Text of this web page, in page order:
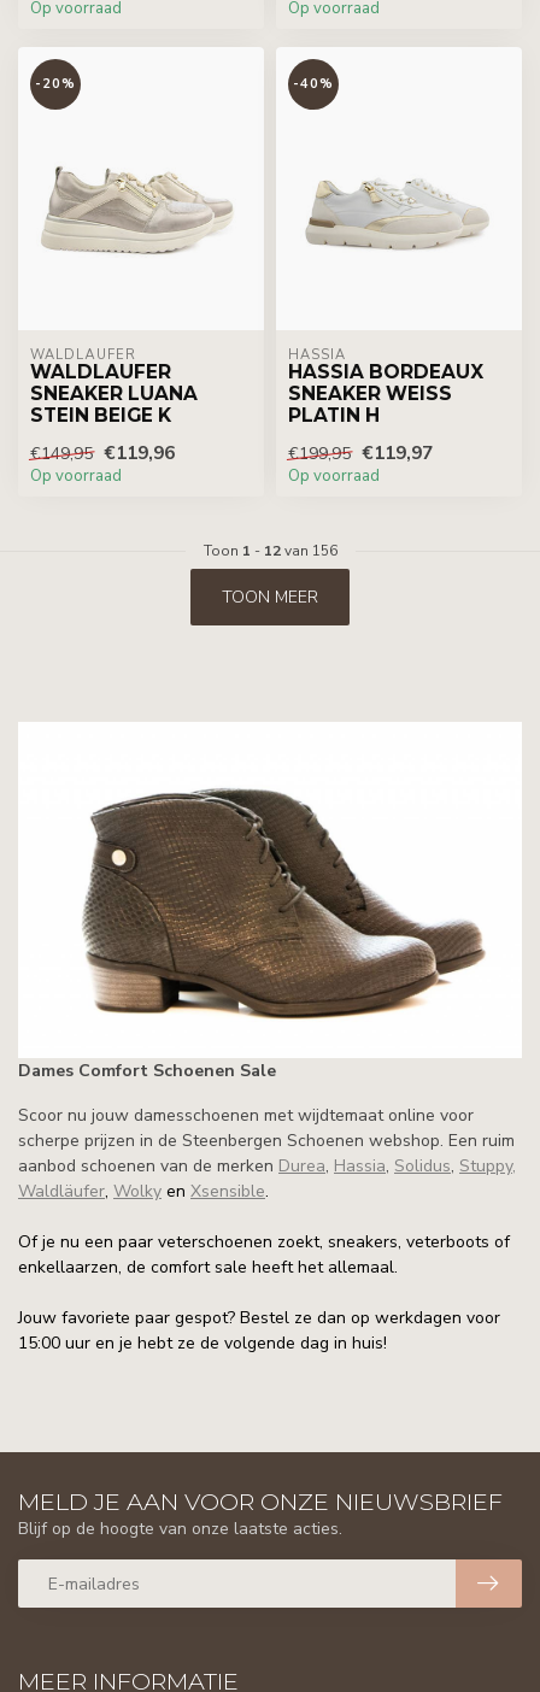
Op voorraad Op voorraad
-20%
WALDLÄUFER
WALDLAUFER
SNEAKER LUANA
STEIN BEIGE K
€149,95 €119,96
Op voorraad
-40%
HASSIA
HASSIA BORDEAUX
SNEAKER WEISS
PLATIN H
€199,95 €119,97
Op voorraad
Toon 1 - 12van 156
TOON MEER
Dames Comfort Schoenen Sale
Scoor nu jouw damesschoenen met wijdtemaat online voor
scherpe prijzen in de Steenbergen Schoenen webshop. Een ruim
aanbod schoenen van de merken Durea, Hassia, Solidus, Stuppy,
Waldläufer, Wolky en Xsensible.
Of je nu een paar veterschoenen zoekt, sneakers, veterboots of
enkellaarzen, de comfort sale heeft het allemaal.
Jouw favoriete paar gespot? Bestel ze dan op werkdagen voor
15:00 uur en je hebt ze de volgende dag in huis!
MEER INFORMATIE
MELD JE AAN VOOR ONZE NIEUWSBRIEF
Blijf op de hoogte van onze laatste acties.